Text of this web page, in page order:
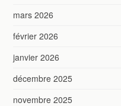
mars 2026
février 2026
janvier 2026
décembre 2025
novembre 2025